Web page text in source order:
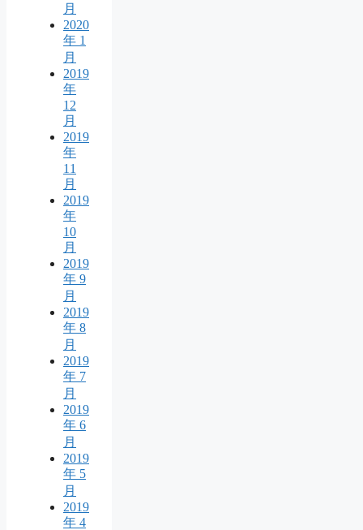
月
2020
年 1
月
2019
年
12
月
2019
年
11
月
2019
年
10
月
2019
年 9
月
2019
年 8
月
2019
年 7
月
2019
年 6
月
2019
年 5
月
2019
年 4